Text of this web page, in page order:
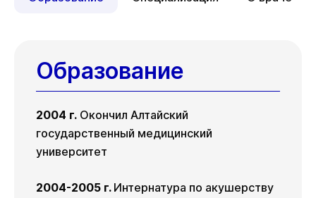
Образование
2004 г. Окончил Алтайский
государственный медицинский
университет
2004-2005 г. Интернатура по акушерству